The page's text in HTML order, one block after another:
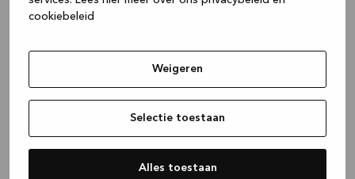
cookiebeleid
Weigeren
Selectie toestaan
Alles toestaan
(see the browser console for more
information).